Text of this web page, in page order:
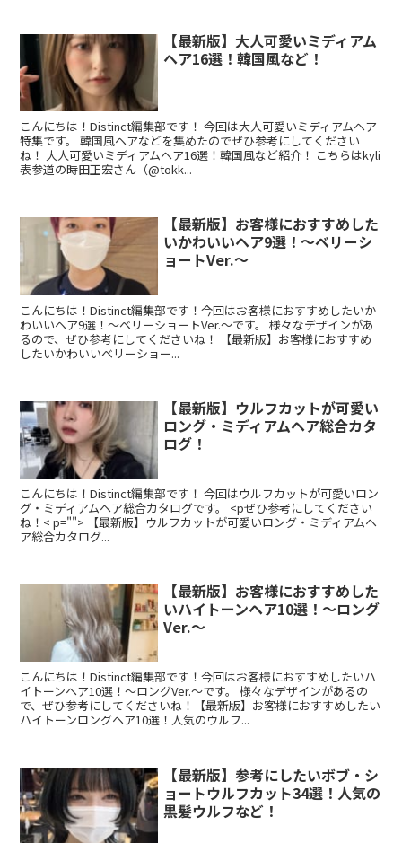
【最新版】大人可愛いミディアム
ヘア16選！韓国風など！
こんにちは！Distinct編集部です！ 今回は大人可愛いミディアムヘア
特集です。 韓国風ヘアなどを集めたのでぜひ参考にしてください
ね！ 大人可愛いミディアムヘア16選！韓国風など紹介！ こちらはkyli
表参道の時田正宏さん（@tokk...
【最新版】お客様におすすめした
いかわいいヘア9選！～ベリーシ
ョートVer.～
こんにちは！Distinct編集部です！今回はお客様におすすめしたいか
わいいヘア9選！～ベリーショートVer.～です。 様々なデザインがあ
るので、ぜひ参考にしてくださいね！ 【最新版】お客様におすすめ
したいかわいいベリーショー...
【最新版】ウルフカットが可愛い
ロング・ミディアムヘア総合カタ
ログ！
こんにちは！Distinct編集部です！ 今回はウルフカットが可愛いロン
グ・ミディアムヘア総合カタログです。 <pぜひ参考にしてください
ね！< p=""> 【最新版】ウルフカットが可愛いロング・ミディアムヘ
ア総合カタログ...
【最新版】お客様におすすめした
いハイトーンヘア10選！～ロング
Ver.～
こんにちは！Distinct編集部です！今回はお客様におすすめしたいハ
イトーンヘア10選！～ロングVer.～です。 様々なデザインがあるの
で、ぜひ参考にしてくださいね！【最新版】お客様におすすめしたい
ハイトーンロングヘア10選！人気のウルフ...
【最新版】参考にしたいボブ・シ
ョートウルフカット34選！人気の
黒髪ウルフなど！